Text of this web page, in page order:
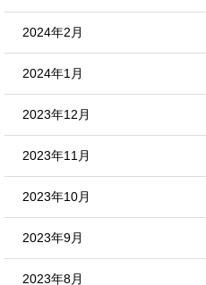
2024年2月
2024年1月
2023年12月
2023年11月
2023年10月
2023年9月
2023年8月